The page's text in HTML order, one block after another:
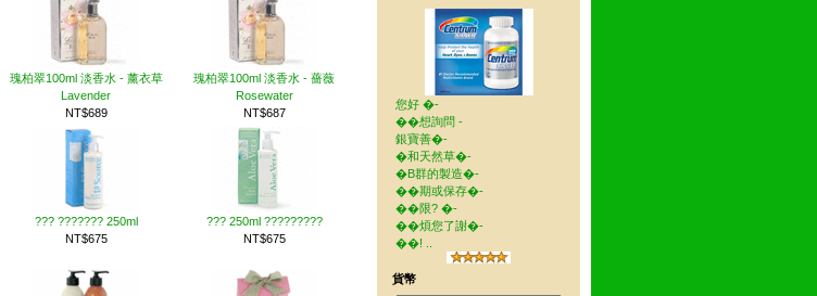
瑰柏翠100ml 淡香水 - 薰衣草
Lavender
NT$689
瑰柏翠100ml 淡香水 - 薔薇
Rosewater
NT$687
??? ??????? 250ml
NT$675
??? 250ml ?????????
NT$675
您好 �-
��想詢問 -
銀寶善�-
�和天然草�-
�B群的製造�-
��期或保存�-
��限? �-
��煩您了謝�-
��! ..
貨幣